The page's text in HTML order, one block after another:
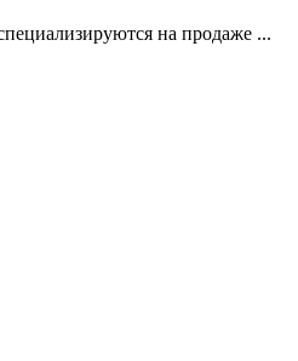
на продаже ...